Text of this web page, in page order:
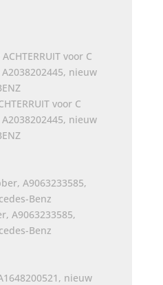
voor C
nieuw
A9063233585,
Benz